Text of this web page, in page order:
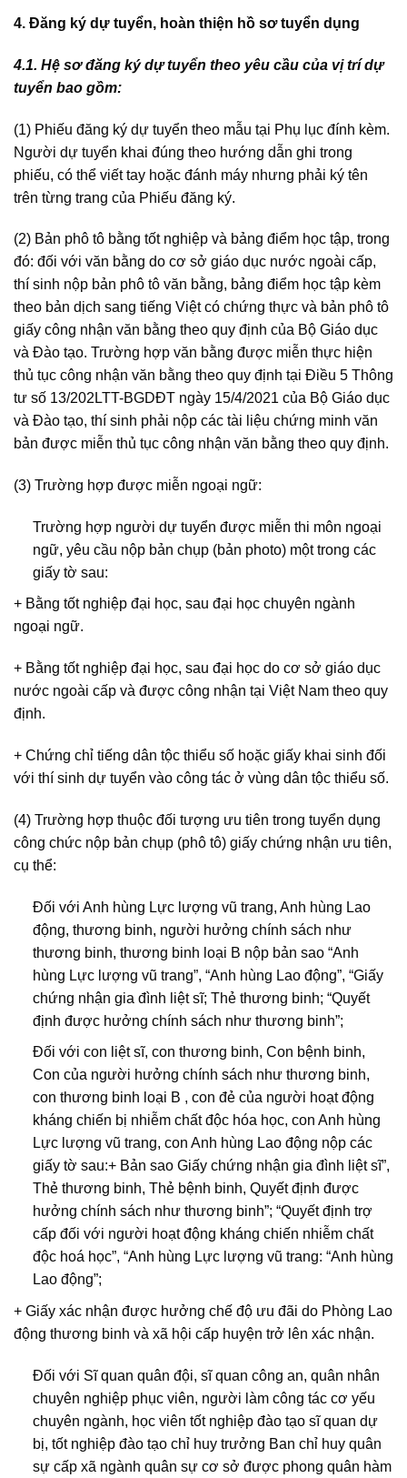
4. Đăng ký dự tuyển, hoàn thiện hồ sơ tuyển dụng
4.1. Hệ sơ đăng ký dự tuyển theo yêu cầu của vị trí dự
tuyển bao gồm:
(1) Phiếu đăng ký dự tuyển theo mẫu tại Phụ lục đính kèm.
Người dự tuyển khai đúng theo hướng dẫn ghi trong
phiếu, có thể viết tay hoặc đánh máy nhưng phải ký tên
trên từng trang của Phiếu đăng ký.
(2) Bản phô tô bằng tốt nghiệp và bảng điểm học tập, trong
đó: đối với văn bằng do cơ sở giáo dục nước ngoài cấp,
thí sinh nộp bản phô tô văn bằng, bảng điểm học tập kèm
theo bản dịch sang tiếng Việt có chứng thực và bản phô tô
giấy công nhận văn bằng theo quy định của Bộ Giáo dục
và Đào tạo. Trường hợp văn bằng được miễn thực hiện
thủ tục công nhận văn bằng theo quy định tại Điều 5 Thông
tư số 13/202LTT-BGDĐT ngày 15/4/2021 của Bộ Giáo dục
và Đào tạo, thí sinh phải nộp các tài liệu chứng minh văn
bản được miễn thủ tục công nhận văn bằng theo quy định.
(3) Trường hợp được miễn ngoại ngữ:
Trường hợp người dự tuyển được miễn thi môn ngoại
ngữ, yêu cầu nộp bản chụp (bản photo) một trong các
giấy tờ sau:
+ Bằng tốt nghiệp đại học, sau đại học chuyên ngành
ngoại ngữ.
+ Bằng tốt nghiệp đại học, sau đại học do cơ sở giáo dục
nước ngoài cấp và được công nhận tại Việt Nam theo quy
định.
+ Chứng chỉ tiếng dân tộc thiểu số hoặc giấy khai sinh đối
với thí sinh dự tuyển vào công tác ở vùng dân tộc thiểu số.
(4) Trường hợp thuộc đối tượng ưu tiên trong tuyển dụng
công chức nộp bản chụp (phô tô) giấy chứng nhận ưu tiên,
cụ thể:
Đối với Anh hùng Lực lượng vũ trang, Anh hùng Lao
động, thương binh, người hưởng chính sách như
thương binh, thương binh loại B nộp bản sao “Anh
hùng Lực lượng vũ trang”, “Anh hùng Lao động”, “Giấy
chứng nhận gia đình liệt sĩ; Thẻ thương binh; “Quyết
định được hưởng chính sách như thương binh”;
Đối với con liệt sĩ, con thương binh, Con bệnh binh,
Con của người hưởng chính sách như thương binh,
con thương binh loại B , con đẻ của người hoạt động
kháng chiến bị nhiễm chất độc hóa học, con Anh hùng
Lực lượng vũ trang, con Anh hùng Lao động nộp các
giấy tờ sau:+ Bản sao Giấy chứng nhận gia đình liệt sĩ”,
Thẻ thương binh, Thẻ bệnh binh, Quyết định được
hưởng chính sách như thương binh”; “Quyết định trợ
cấp đối với người hoạt động kháng chiến nhiễm chất
độc hoá học”, “Anh hùng Lực lượng vũ trang: “Anh hùng
Lao động”;
+ Giấy xác nhận được hưởng chế độ ưu đãi do Phòng Lao
động thương binh và xã hội cấp huyện trở lên xác nhận.
Đối với Sĩ quan quân đội, sĩ quan công an, quân nhân
chuyên nghiệp phục viên, người làm công tác cơ yếu
chuyên ngành, học viên tốt nghiệp đào tạo sĩ quan dự
bị, tốt nghiệp đào tạo chỉ huy trưởng Ban chỉ huy quân
sự cấp xã ngành quân sự cơ sở được phong quân hàm